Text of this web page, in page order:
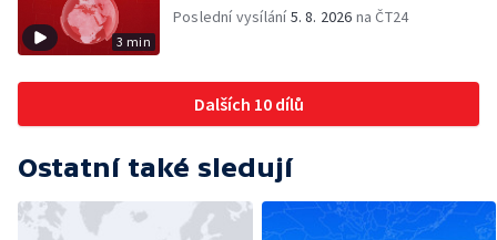
3 min
Poslední vysílání5. 8. 2026 na ČT24
Dalších 10 dílů
Ostatní také sledují